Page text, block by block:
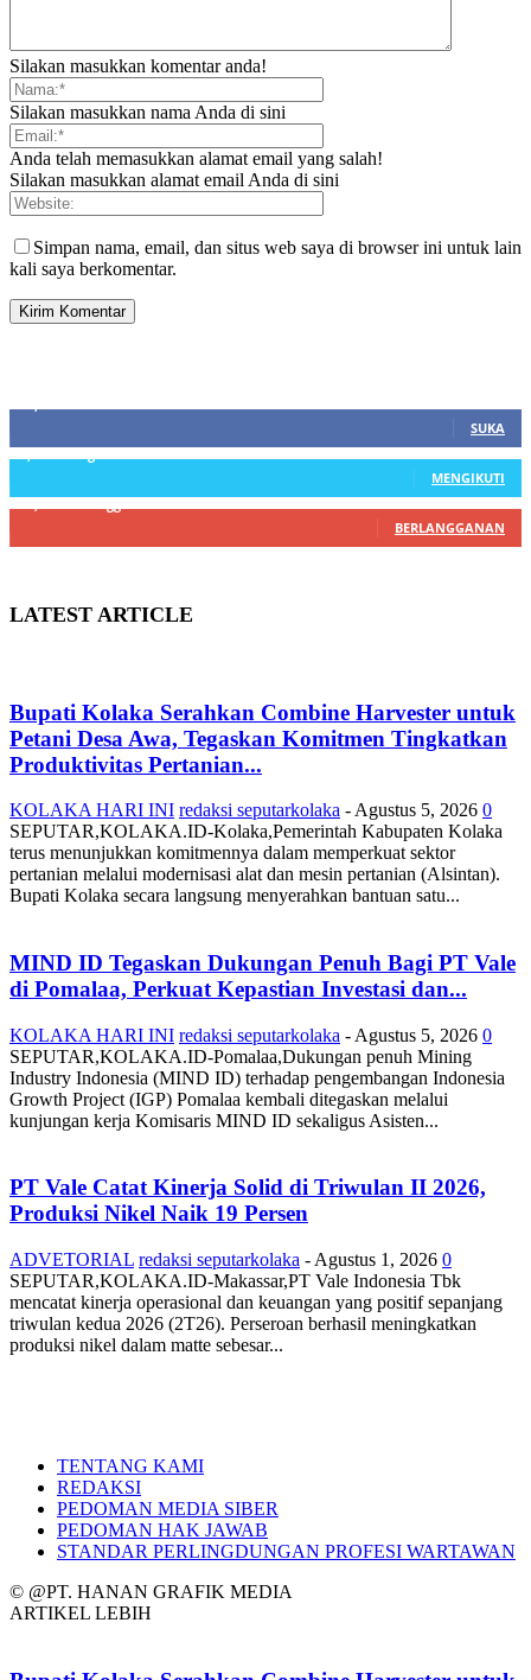
Silakan masukkan komentar anda!
Silakan masukkan nama Anda di sini
Anda telah memasukkan alamat email yang salah!
Silakan masukkan alamat email Anda di sini
Simpan nama, email, dan situs web saya di browser ini untuk lain
kali saya berkomentar.
SUKA
MENGIKUTI
BERLANGGANAN
LATEST ARTICLE
Bupati Kolaka Serahkan Combine Harvester untuk
Petani Desa Awa, Tegaskan Komitmen Tingkatkan
Produktivitas Pertanian...
KOLAKA HARI INI redaksi seputarkolaka - Agustus 5, 2026 0
SEPUTAR,KOLAKA.ID-Kolaka,Pemerintah Kabupaten Kolaka
terus menunjukkan komitmennya dalam memperkuat sektor
pertanian melalui modernisasi alat dan mesin pertanian (Alsintan).
Bupati Kolaka secara langsung menyerahkan bantuan satu...
MIND ID Tegaskan Dukungan Penuh Bagi PT Vale
di Pomalaa, Perkuat Kepastian Investasi dan...
KOLAKA HARI INI redaksi seputarkolaka - Agustus 5, 2026 0
SEPUTAR,KOLAKA.ID-Pomalaa,Dukungan penuh Mining
Industry Indonesia (MIND ID) terhadap pengembangan Indonesia
Growth Project (IGP) Pomalaa kembali ditegaskan melalui
kunjungan kerja Komisaris MIND ID sekaligus Asisten...
PT Vale Catat Kinerja Solid di Triwulan II 2026,
Produksi Nikel Naik 19 Persen
ADVETORIAL redaksi seputarkolaka - Agustus 1, 2026 0
SEPUTAR,KOLAKA.ID-Makassar,PT Vale Indonesia Tbk
mencatat kinerja operasional dan keuangan yang positif sepanjang
triwulan kedua 2026 (2T26). Perseroan berhasil meningkatkan
produksi nikel dalam matte sebesar...
TENTANG KAMI
REDAKSI
PEDOMAN MEDIA SIBER
PEDOMAN HAK JAWAB
STANDAR PERLINGDUNGAN PROFESI WARTAWAN
© @PT. HANAN GRAFIK MEDIA
ARTIKEL LEBIH